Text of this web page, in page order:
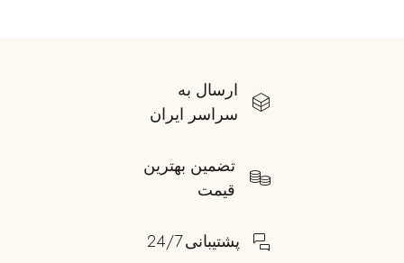
ارسال به
سراسر ایران
تضمین بهترین
قیمت
پشتیبانی 24/7